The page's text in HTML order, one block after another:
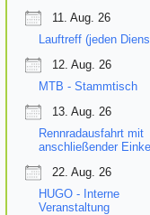
11. Aug. 26
Lauftreff (jeden
12. Aug. 26
MTB - Stammtisch
13. Aug. 26
Rennradausfahrt mit
anschließender
22. Aug. 26
HUGO - Interne
Veranstaltung